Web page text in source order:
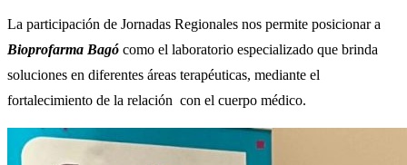
La participación de Jornadas Regionales nos permite posicionar a
Bioprofarma Bagó como el laboratorio especializado que brinda
soluciones en diferentes áreas terapéuticas, mediante el
fortalecimiento de la relación con el cuerpo médico.